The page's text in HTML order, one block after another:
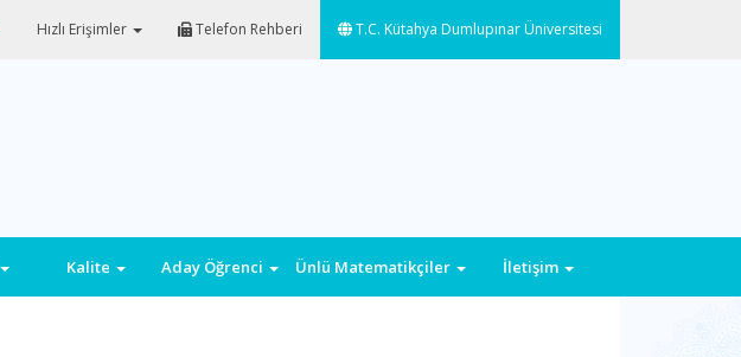
Hızlı Erişimler Telefon Rehberi T.C. Kütahya Dumlupınar Üniversitesi
Kalite Aday Öğrenci Ünlü Matematikçiler İletişim